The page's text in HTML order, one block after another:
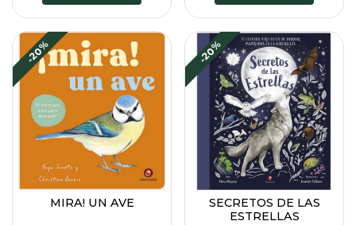
-20%
MIRA! UN AVE
-20%
SECRETOS DE LAS
ESTRELLAS